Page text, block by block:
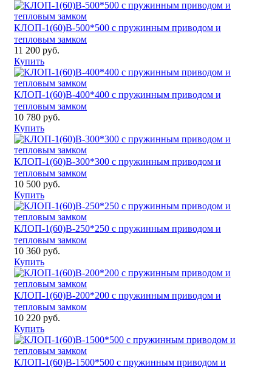
КЛОП-1(60)В-500*500 с пружинным приводом и
тепловым замком
11 200 руб.
Купить
КЛОП-1(60)В-400*400 с пружинным приводом и
тепловым замком
10 780 руб.
Купить
КЛОП-1(60)В-300*300 с пружинным приводом и
тепловым замком
10 500 руб.
Купить
КЛОП-1(60)В-250*250 с пружинным приводом и
тепловым замком
10 360 руб.
Купить
КЛОП-1(60)В-200*200 с пружинным приводом и
тепловым замком
10 220 руб.
Купить
КЛОП-1(60)В-1500*500 с пружинным приводом и